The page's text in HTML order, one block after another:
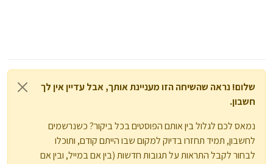
שלום! נראה שהשיחה הזו מעניינת אותך, אבל עדיין אין לך
חשבון.
נמאס לכם לגלול בין אותם הפוסטים בכל ביקור? כשנרשמים
לחשבון, תמיד תחזרו בדיוק למקום שבו הייתם קודם, ותוכלו
לבחור לקבל התראות על תגובות חדשות (בין אם במייל, ובין אם